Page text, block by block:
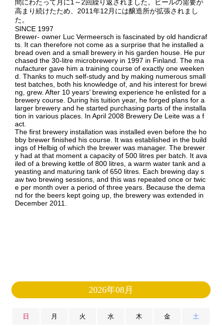
間にわたって月に1～2回繰り返されました。ビールの需要が
高まり続けたため、2011年12月には醸造所が拡張されまし
た。
SINCE 1997
Brewer- owner Luc Vermeersch is fascinated by old handicraf
ts. It can therefore not come as a surprise that he installed a
bread oven and a small brewery in his garden house. He pur
chased the 30-litre microbrewery in 1997 in Finland. The ma
nufacturer gave him a training course of exactly one weeken
d. Thanks to much self-study and by making numerous small
test batches, both his knowledge of, and his interest for brewi
ng, grew. After 10 years’ brewing experience he enlisted for a
brewery course. During his tuition year, he forged plans for a
larger brewery and he started purchasing parts of the installa
tion in various places. In April 2008 Brewery De Leite was a f
act.
The first brewery installation was installed even before the ho
bby brewer finished his course. It was established in the build
ings of Helbig of which the brewer was manager. The brewer
y had at that moment a capacity of 500 litres per batch. It ava
iled of a brewing kettle of 800 litres, a warm water tank and a
yeasting and maturing tank of 650 litres. Each brewing day s
aw two brewing sessions, and this was repeated once or twic
e per month over a period of three years. Because the dema
nd for the beers kept going up, the brewery was extended in
December 2011.
2026年08月
日 月 火 水 木 金 土